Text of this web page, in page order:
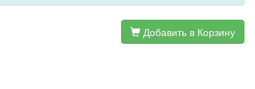
Добавить в Корзину